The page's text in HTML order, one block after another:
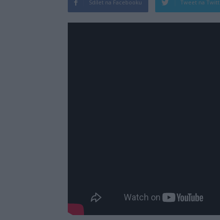
Sdílet na Facebooku Tweet na